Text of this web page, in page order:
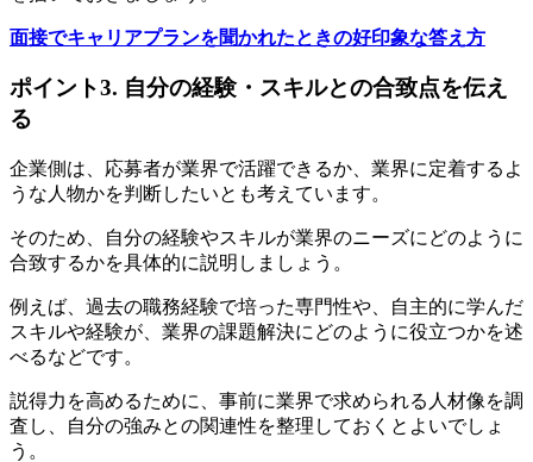
面接でキャリアプランを聞かれたときの好印象な答え方
ポイント3. 自分の経験・スキルとの合致点を伝え
る
企業側は、応募者が業界で活躍できるか、業界に定着するよ
うな人物かを判断したいとも考えています。
そのため、自分の経験やスキルが業界のニーズにどのように
合致するかを具体的に説明しましょう。
例えば、過去の職務経験で培った専門性や、自主的に学んだ
スキルや経験が、業界の課題解決にどのように役立つかを述
べるなどです。
説得力を高めるために、事前に業界で求められる人材像を調
査し、自分の強みとの関連性を整理しておくとよいでしょ
う。